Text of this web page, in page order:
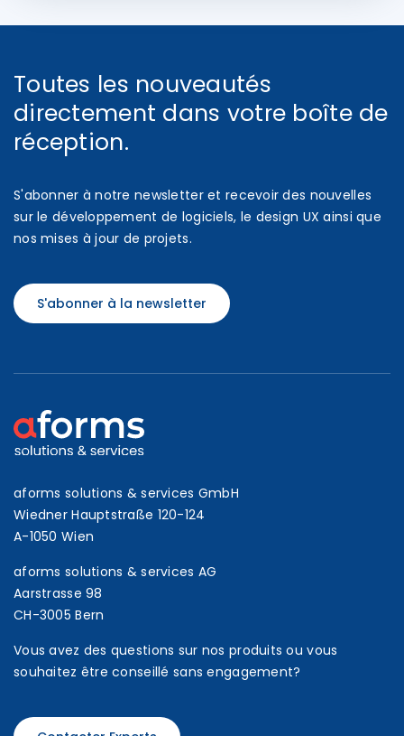
Toutes les nouveautés
directement dans votre boîte de
réception.
S'abonner à notre newsletter et recevoir des nouvelles
sur le développement de logiciels, le design UX ainsi que
nos mises à jour de projets.
S'abonner à la newsletter
aforms solutions & services GmbH
Wiedner Hauptstraße 120-124
A-1050 Wien
aforms solutions & services AG
Aarstrasse 98
CH-3005 Bern
Vous avez des questions sur nos produits ou vous
souhaitez être conseillé sans engagement?